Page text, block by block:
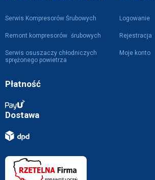
Serwis Kompresorów Śrubowych
Remont kompresorów śrubowych
Serwis osuszaczy chłodniczych
sprężonego powietrza
Logowanie
Rejestracja
Moje konto
Płatność
Dostawa